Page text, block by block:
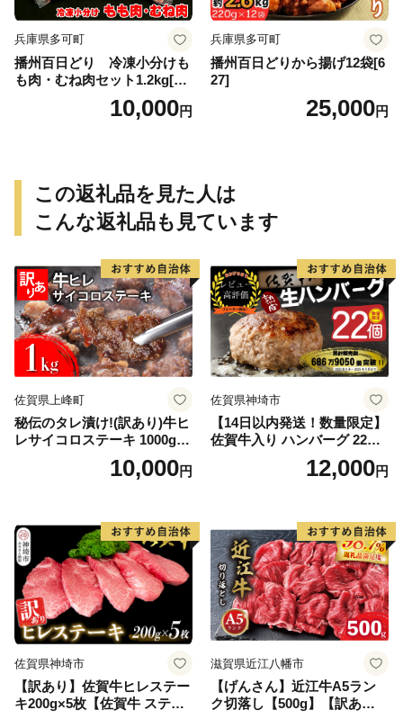
兵庫県多可町
播州百日どり 冷凍小分けも
も肉・むね肉セット1.2kg[66
10,000円
兵庫県多可町
播州百日どりから揚げ12袋[6
27]
25,000円
この返礼品を見た人は
こんな返礼品も見ています
佐賀県上峰町
秘伝のタレ漬け!(訳あり)牛ヒ
レサイコロステーキ 1000g
10,000円
佐賀県神埼市
【14日以内発送！数量限定】
佐賀牛入り ハンバーグ 22個
2.6kg(120g×22個)【佐賀牛
黒毛和牛 ブランド牛 九州 ハ
気】(H083106)
12,000円
佐賀県神埼市
【訳あり】佐賀牛ヒレステー
キ200g×5枚【佐賀牛 ステー
滋賀県近江八幡市
【げんさん】近江牛A5ラン
ク切落し【500g】【訳あり】